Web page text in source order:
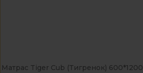
Матрас Tiger Cub (Тигренок) 600*1200